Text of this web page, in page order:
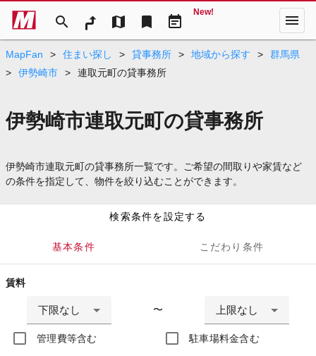
search map bookmark event_note
New! menu
MapFan > 住まい探し > 貸事務所 > 地域から探す >
群馬県
>
伊勢崎市 > 連取元町の貸事務所
伊勢崎市連取元町の貸事務所
伊勢崎市連取元町の貸事務所一覧です。ご希望の間取りや家賃など
の条件を指定して、物件を絞り込むことができます。
検索条件を設定する
基本条件 こだわり条件
賃料
下限なし 〜 上限なし
管理費等含む 駐車場料金含む